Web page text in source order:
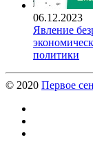
06.12.2023
Явление
политики
© 2020 Первое